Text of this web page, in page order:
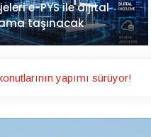
Suite Türkiye'de
yapımı sürüyor!